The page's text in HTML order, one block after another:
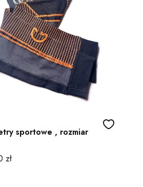
sportowe , rozmiar
zł